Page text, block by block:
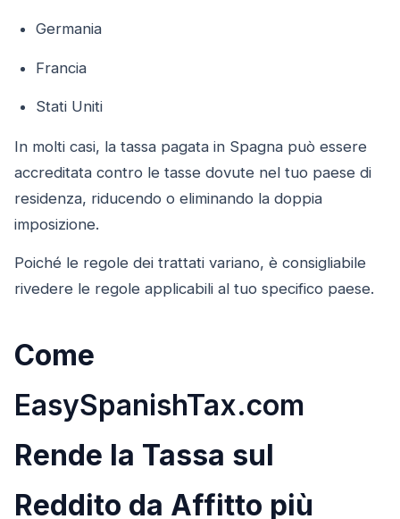
Germania
Francia
Stati Uniti
In molti casi, la tassa pagata in Spagna può essere
accreditata contro le tasse dovute nel tuo paese di
residenza, riducendo o eliminando la doppia
imposizione.
Poiché le regole dei trattati variano, è consigliabile
rivedere le regole applicabili al tuo specifico paese.
Come
EasySpanishTax.com
Rende la Tassa sul
Reddito da Affitto più